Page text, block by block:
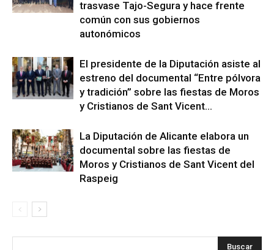
trasvase Tajo-Segura y hace frente
común con sus gobiernos
autonómicos
El presidente de la Diputación asiste al
estreno del documental “Entre pólvora
y tradición” sobre las fiestas de Moros
y Cristianos de Sant Vicent...
La Diputación de Alicante elabora un
documental sobre las fiestas de
Moros y Cristianos de Sant Vicent del
Raspeig